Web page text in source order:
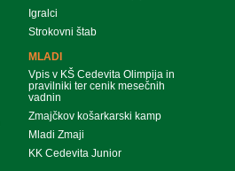
Igralci
Strokovni štab
MLADI
Vpis v KŠ Cedevita Olimpija in
pravilniki ter cenik mesečnih
vadnin
Zmajčkov košarkarski kamp
Mladi Zmaji
KK Cedevita Junior